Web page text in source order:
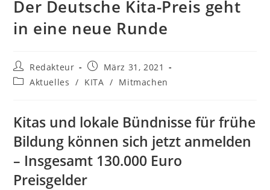
Der Deutsche Kita-Preis geht
in eine neue Runde
Beitrags-
Autor:
Redakteur
Beitrag
veröffentlicht:
März 31, 2021
Beitrags-
Aktuelles / KITA / Mitmachen
Kitas und lokale Bündnisse für frühe
Bildung können sich jetzt anmelden
– Insgesamt 130.000 Euro
Preisgelder